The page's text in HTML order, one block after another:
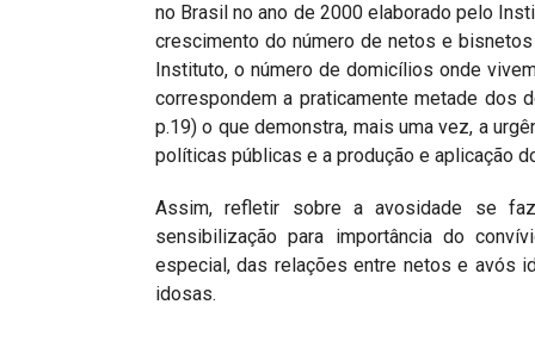
no Brasil no ano de 2000 elaborado pelo
crescimento do número de netos e
Instituto, o número de domicílios onde
correspondem a praticamente metade dos
p.19) o que demonstra, mais uma vez, a
políticas públicas e a produção e aplicação
Assim, refletir sobre a avosidade se
sensibilização para importância do
especial, das relações entre netos e avós
idosas.